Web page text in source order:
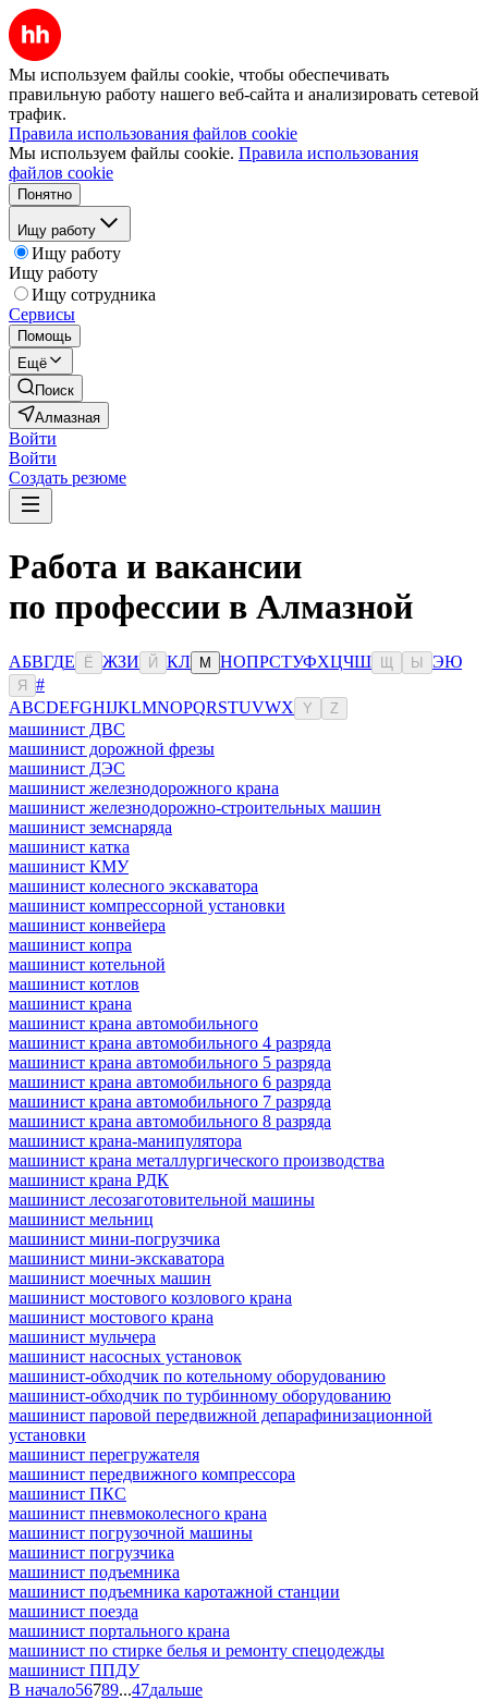
Мы используем файлы cookie, чтобы обеспечивать
правильную работу нашего веб-сайта и анализировать сетевой
трафик.
Правила использования файлов cookie
Мы используем файлы cookie. Правила использования
файлов cookie
Понятно
Ищу работу
Ищу работу
Ищу работу
Ищу сотрудника
Сервисы
Помощь
Ещё
Поиск
Алмазная
Войти
Войти
Создать резюме
Работа и вакансии
по профессии в Алмазной
АБВГДЕ Ё ЖЗИ Й КЛ М НОПРСТУФХЦЧШ Ы ЭЮ
Я
#
ABCDEFGHIJKLMNOPQRSTUVWX Y Z
машинист ДВС
машинист дорожной фрезы
машинист ДЭС
машинист железнодорожного крана
машинист железнодорожно-строительных машин
машинист земснаряда
машинист катка
машинист КМУ
машинист колесного экскаватора
машинист компрессорной установки
машинист конвейера
машинист копра
машинист котельной
машинист котлов
машинист крана
машинист крана автомобильного
машинист крана автомобильного 4 разряда
машинист крана автомобильного 5 разряда
машинист крана автомобильного 6 разряда
машинист крана автомобильного 7 разряда
машинист крана автомобильного 8 разряда
машинист крана-манипулятора
машинист крана металлургического производства
машинист крана РДК
машинист лесозаготовительной машины
машинист мельниц
машинист мини-погрузчика
машинист мини-экскаватора
машинист моечных машин
машинист мостового козлового крана
машинист мостового крана
машинист мульчера
машинист насосных установок
машинист-обходчик по котельному оборудованию
машинист-обходчик по турбинному оборудованию
машинист паровой передвижной депарафинизационной
установки
машинист перегружателя
машинист передвижного компрессора
машинист ПКС
машинист пневмоколесного крана
машинист погрузочной машины
машинист погрузчика
машинист подъемника
машинист подъемника каротажной станции
машинист поезда
машинист портального крана
машинист по стирке белья и ремонту спецодежды
машинист ППДУ
В начало56789...47дальше